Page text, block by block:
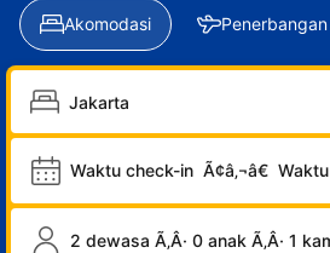
Akomodasi Penerbangan
Waktu check-in Ã¢â‚¬â€
2 dewasa Ã‚Â· 0 anak Ã‚Â· 1